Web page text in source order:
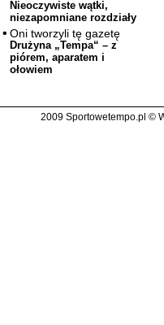
Nieoczywiste wątki,
niezapomniane rozdziały
Oni tworzyli tę gazetę
Drużyna „Tempa“ – z
piórem, aparatem i
ołowiem
2009 Sportowetempo.pl ©